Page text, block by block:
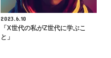
2023.6.10
「X世代の私がZ世代に学ぶこ
と」